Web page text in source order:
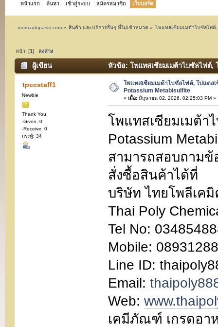
หน้าแรก ค้นหา เข้าสู่ระบบ สมัครสมาชิก เว็บบอร์ด
roomautopasts.com» สินค้า และบริการอื่นๆ ที่ไม่เข้าหมวด » โพแทสเซียมเมต้าไบซัลไฟต์
หน้า: [1] ลงล่าง
ผู้เขียน หัวข้อ: โพแทสเซียมเมต้าไบซัลไฟต์,
tpccstaff1
Newbie
Thank You
-Given: 0
-Receive: 0
กระทู้: 34
โพแทสเซียมเมต้าไบซัลไฟต์, โปแตส
Potassium Metabisulfite
« เมื่อ:มิถุนายน 02, 2026, 02:25:03 PM »
โพแทสเซียมเมต้า
Potassium
สามารถสอบถาม
สั่งซื้อสินค้าได้ที่
บริษัท ไทยโพลีเค
Thai Poly
Tel No:
Mobile:
Line ID:
Email:
Web:
เคมีภัณฑ์ เกรดอา